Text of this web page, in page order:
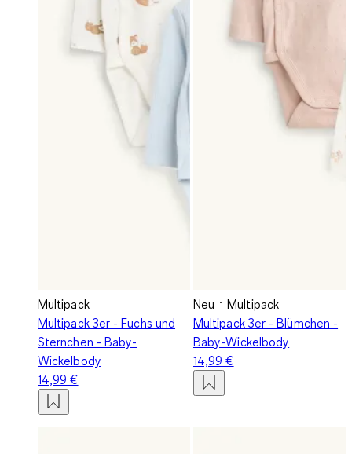
Multipack
Multipack 3er - Fuchs und
Sternchen - Baby-
Wickelbody
14,99 €
Neu
Multipack
Multipack 3er - Blümchen -
Baby-Wickelbody
14,99 €